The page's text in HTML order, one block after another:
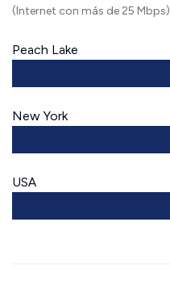
(Internet con más de 25 Mbps)
Peach Lake
New York
USA